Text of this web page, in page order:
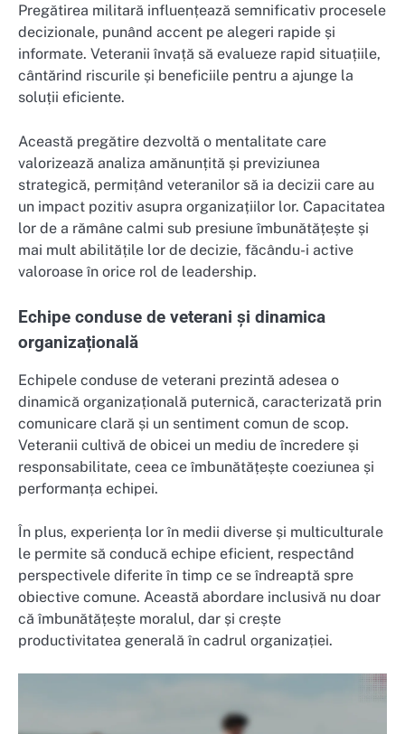
Pregătirea militară influențează semnificativ procesele
decizionale, punând accent pe alegeri rapide și
informate. Veteranii învață să evalueze rapid situațiile,
cântărind riscurile și beneficiile pentru a ajunge la
soluții eficiente.
Această pregătire dezvoltă o mentalitate care
valorizează analiza amănunțită și previziunea
strategică, permițând veteranilor să ia decizii care au
un impact pozitiv asupra organizațiilor lor. Capacitatea
lor de a rămâne calmi sub presiune îmbunătățește și
mai mult abilitățile lor de decizie, făcându-i active
valoroase în orice rol de leadership.
Echipe conduse de veterani și dinamica
organizațională
Echipele conduse de veterani prezintă adesea o
dinamică organizațională puternică, caracterizată prin
comunicare clară și un sentiment comun de scop.
Veteranii cultivă de obicei un mediu de încredere și
responsabilitate, ceea ce îmbunătățește coeziunea și
performanța echipei.
În plus, experiența lor în medii diverse și multiculturale
le permite să conducă echipe eficient, respectând
perspectivele diferite în timp ce se îndreaptă spre
obiective comune. Această abordare inclusivă nu doar
că îmbunătățește moralul, dar și crește
productivitatea generală în cadrul organizației.